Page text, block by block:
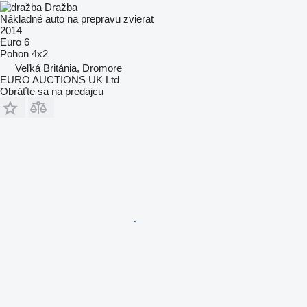
Dražba
Nákladné auto na prepravu zvierat
2014
Euro 6
Pohon 4x2
Veľká Británia, Dromore
EURO AUCTIONS UK Ltd
Obráťte sa na predajcu